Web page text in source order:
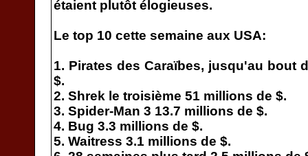
étaient plutôt élogieuses.
Le top 10 cette semaine aux USA:
1. Pirates des Caraïbes, jusqu'au bout
$.
2. Shrek le troisième 51 millions de $.
3. Spider-Man 3 13.7 millions de $.
4. Bug 3.3 millions de $.
5. Waitress 3.1 millions de $.